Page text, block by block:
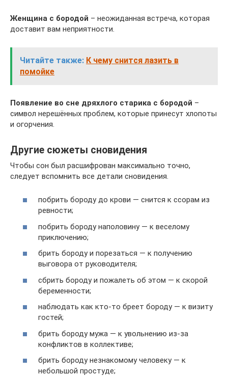
Женщина с бородой – неожиданная встреча, которая
доставит вам неприятности.
Читайте также: К чему снится лазить в
помойке
Появление во сне дряхлого старика с бородой –
символ нерешённых проблем, которые принесут хлопоты
и огорчения.
Другие сюжеты сновидения
Чтобы сон был расшифрован максимально точно,
следует вспомнить все детали сновидения.
побрить бороду до крови — снится к ссорам из
ревности;
побрить бороду наполовину — к веселому
приключению;
брить бороду и порезаться — к получению
выговора от руководителя;
сбрить бороду и пожалеть об этом — к скорой
беременности;
наблюдать как кто-то бреет бороду — к визиту
гостей;
брить бороду мужа — к увольнению из-за
конфликтов в коллективе;
брить бороду незнакомому человеку — к
небольшой простуде;